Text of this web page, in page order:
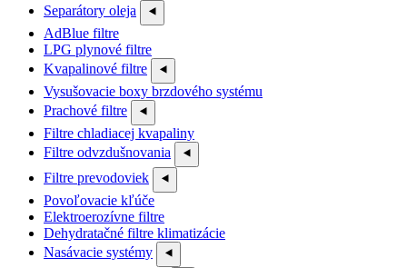
Separátory oleja
⯇
AdBlue filtre
LPG plynové filtre
Kvapalinové filtre
⯇
Vysušovacie boxy brzdového systému
Prachové filtre
⯇
Filtre chladiacej kvapaliny
Filtre odvzdušnovania
⯇
Filtre prevodoviek ⯇
Povoľovacie kľúče
Elektroerozívne filtre
Dehydratačné filtre klimatizácie
Nasávacie systémy
⯇